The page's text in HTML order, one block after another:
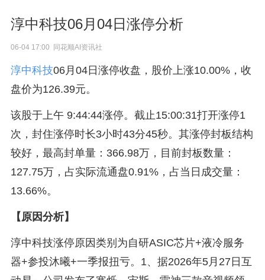
淳中科技06月04日涨停分析
06-04 17:00 同花顺AI资讯社
淳中科技06月04日涨停收盘，股价上涨10.00%，收
盘价为126.39元。
该股于上午 9:44:44涨停。截止15:00:31打开涨停1
次，封住涨停时长3小时43分45秒。其涨停封板结构
较好，最高封单量：366.98万，目前封板数量：
127.75万，占实际流通盘0.91%，占当日成交量：
13.66%。
【原因分析】
淳中科技涨停原因类别为自研ASIC芯片+液冷服务
器+参投沐曦+一季报扭亏。1、据2026年5月27日互